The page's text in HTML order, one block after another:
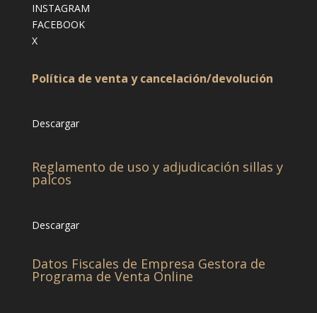
INSTAGRAM
FACEBOOK
X
Política de venta y cancelación/devolución
Descargar
Reglamento de uso y adjudicación sillas y
palcos
Descargar
Datos Fiscales de Empresa Gestora de
Programa de Venta Online